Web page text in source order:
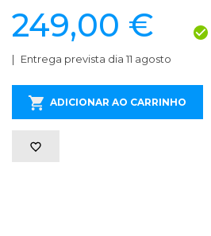
249,00 €
Entrega prevista dia 11 agosto
ADICIONAR AO CARRINHO